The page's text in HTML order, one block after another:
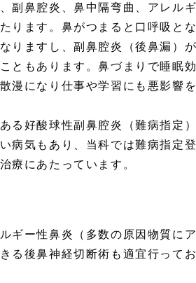
副鼻腔炎、鼻中隔弯曲、アレル
ります。鼻がつまると口呼吸と
りますし、副鼻腔炎（後鼻漏）が
ともあります。鼻づまりで睡眠
漫になり仕事や学習にも悪影響
る好酸球性副鼻腔炎（難病指定
病気もあり、当科では難病指定
療にあたっています。
ギー性鼻炎（多数の原因物質に
る後鼻神経切断術も適宜行ってお